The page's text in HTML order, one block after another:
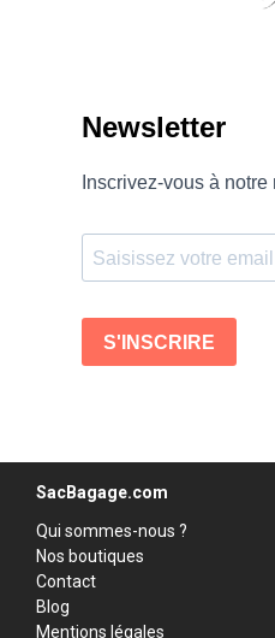
SacBagage.com
Qui sommes-nous ?
Nos boutiques
Contact
Blog
Mentions légales